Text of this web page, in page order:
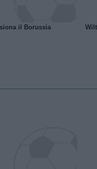
il Borussia